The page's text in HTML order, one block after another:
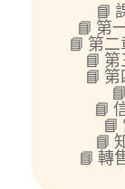
📘
📘 第
📘 第二
📘 第
📘 第
📘
📘
📘
📘 轉